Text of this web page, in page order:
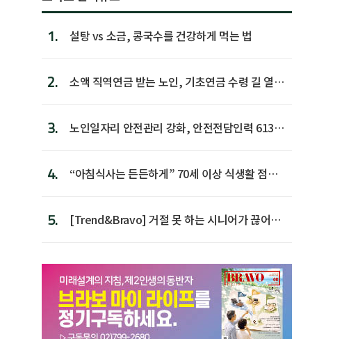
1. 설탕 vs 소금, 콩국수를 건강하게 먹는 법
2.
소액 직역연금 받는 노인, 기초연금 수령 길 열린
3.
노인일자리 안전관리 강화, 안전전담인력 613명
4.
“아침식사는 든든하게” 70세 이상 식생활 점수
5.
[Trend&Bravo] 거절 못 하는 시니어가 끊어야